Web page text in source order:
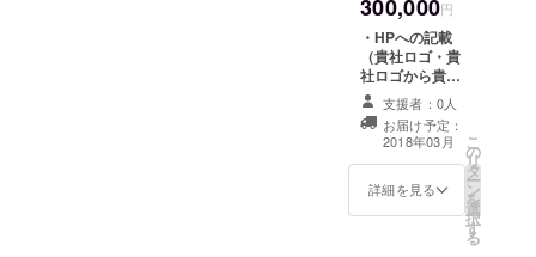
入場チ
ケット1
枚 大会
が始ま
る前
に、入
場チ
ケット
をお送
りいた
しま
す。(2
大変心苦しくは
ありますが、
データの確認が
出来ない場合、
パンフレットへ
の記載が出来ま
せん。予めご了
承くださいま
せ。HPに関しま
しては、1月9日
を過ぎましても
掲載は可能でご
300,000円
・HPへの記載
（貴社ロゴ・貴
社ロゴから貴社
HPへリンク）
・チラシへの掲
載（貴社ロゴ）
・大会当日 ス
ライドでの紹
介 ロゴ・社名
支援者：0人
お届け予定：
2018年03月
詳細を見る
こ
の
リ
タ
ー
ン
を
選
択
す
る